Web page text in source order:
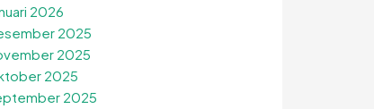
2026
2025
2025
2025
2025